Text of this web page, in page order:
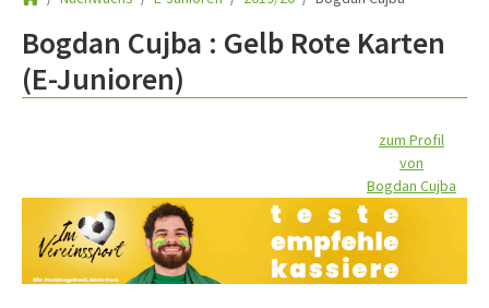
Bogdan Cujba : Gelb Rote Karten
(E-Junioren)
zum Profil
von
Bogdan Cujba